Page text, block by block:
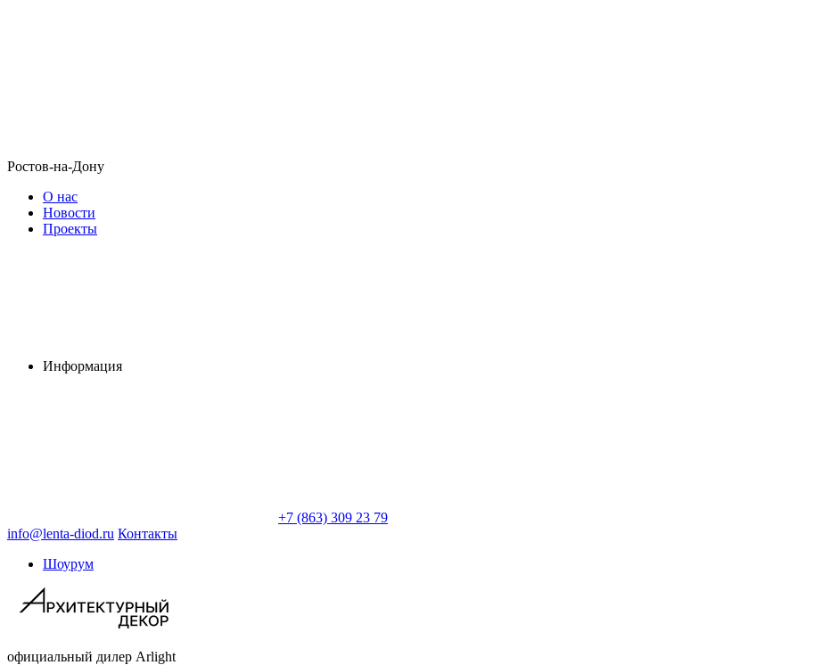
Ростов-на-Дону
О нас
Новости
Проекты
Информация
+7 (863) 309 23 79
info@lenta-diod.ru Контакты
Шоурум
официальный дилер Arlight